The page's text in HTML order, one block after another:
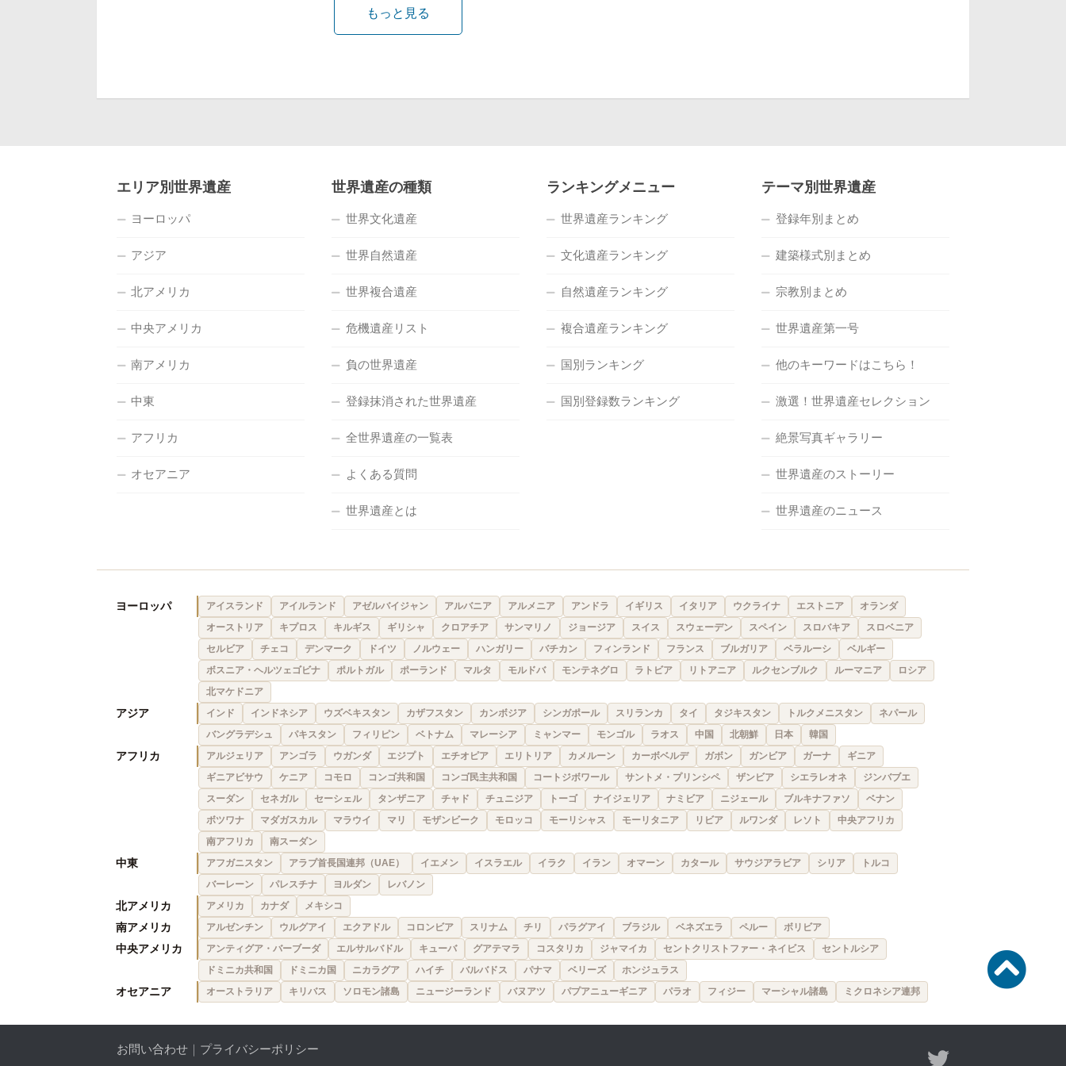
もっと見る
エリア別世界遺産
ヨーロッパ
アジア
北アメリカ
中央アメリカ
南アメリカ
中東
アフリカ
オセアニア
世界遺産の種類
世界文化遺産
世界自然遺産
世界複合遺産
危機遺産リスト
負の世界遺産
登録抹消された世界遺産
全世界遺産の一覧表
よくある質問
世界遺産とは
ランキングメニュー
世界遺産ランキング
文化遺産ランキング
自然遺産ランキング
複合遺産ランキング
国別ランキング
国別登録数ランキング
テーマ別世界遺産
登録年別まとめ
建築様式別まとめ
宗教別まとめ
世界遺産第一号
他のキーワードはこちら！
激選！世界遺産セレクション
絶景写真ギャラリー
世界遺産のストーリー
世界遺産のニュース
ヨーロッパ アイスランド アイルランド アゼルバイジャン アルバニア アルメニア アンドラ イギリス イタリア ウクライナ エストニア
オランダ
オーストリア
キプロス キルギス ギリシャ クロアチア サンマリノ ジョージア スイス スウェーデン スペイン スロバキア
スロベニア
セルビア
チェコ デンマーク ドイツ ノルウェー ハンガリー バチカン フィンランド フランス ブルガリア ベラルーシ
ベルギー
ボスニア・ヘルツェゴビナ
ポルトガル ポーランド マルタ モルドバ モンテネグロ ラトビア リトアニア ルクセンブルク ルーマニア
ロシア
北マケドニア
アジア インド インドネシア ウズベキスタン カザフスタン カンボジア シンガポール スリランカ タイ タジキスタン トルクメニスタン
ネパール
バングラデシュ
パキスタン フィリピン ベトナム マレーシア ミャンマー モンゴル ラオス 中国 北朝鮮 日本 韓国
アフリカ アルジェリア アンゴラ ウガンダ エジプト エチオピア エリトリア カメルーン カーボベルデ ガボン ガンビア ガーナ
ギニア
ギニアビサウ
ケニア コモロ コンゴ共和国 コンゴ民主共和国 コートジボワール サントメ・プリンシペ ザンビア シエラレオネ
ジンバブエ
スーダン
セネガル セーシェル タンザニア チャド チュニジア トーゴ ナイジェリア ナミビア ニジェール ブルキナファソ
ベナン
ボツワナ
マダガスカル マラウイ マリ モザンビーク モロッコ モーリシャス モーリタニア リビア ルワンダ レソト
中央アフリカ
南アフリカ
南スーダン
中東 アフガニスタン アラブ首長国連邦（UAE） イエメン イスラエル イラク イラン オマーン カタール サウジアラビア シリア
トルコ
バーレーン
パレスチナ ヨルダン レバノン
北アメリカ アメリカ カナダ メキシコ
南アメリカ アルゼンチン ウルグアイ エクアドル コロンビア スリナム チリ パラグアイ ブラジル ベネズエラ ペルー ボリビア
中央アメリカ アンティグア・バーブーダ エルサルバドル キューバ グアテマラ コスタリカ ジャマイカ セントクリストファー・ネイビス
セントルシア
ドミニカ共和国
ドミニカ国 ニカラグア ハイチ バルバドス パナマ ベリーズ ホンジュラス
オセアニア オーストラリア キリバス ソロモン諸島 ニュージーランド バヌアツ パプアニューギニア パラオ フィジー マーシャル諸島 ミクロネシア連邦
お問い合わせ プライバシーポリシー